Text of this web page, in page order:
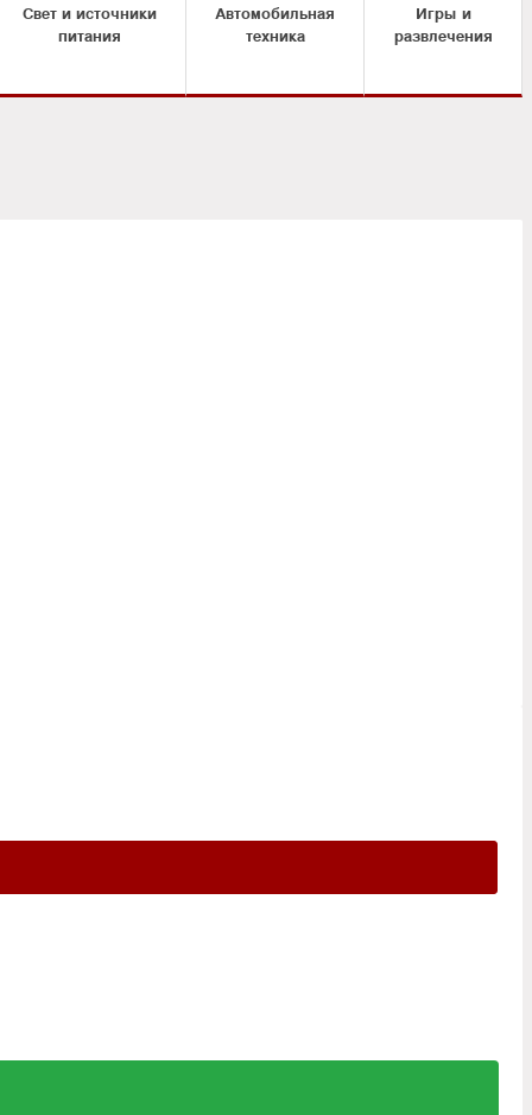
Свет и источники
питания
Автомобильная
техника
Игры и
развлечения